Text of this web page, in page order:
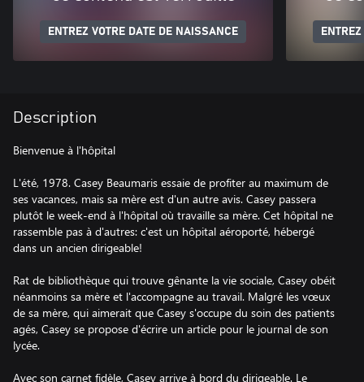
ENTREZ VOTRE DATE DE NAISSANCE
Description
Bienvenue à l'hôpital
L'été, 1978. Casey Beaumaris essaie de profiter au maximum de
ses vacances, mais sa mère est d'un autre avis. Casey passera
plutôt le week-end à l'hôpital où travaille sa mère. Cet hôpital ne
rassemble pas à d'autres: c'est un hôpital aéroporté, hébergé
dans un ancien dirigeable!
Rat de bibliothèque qui trouve gênante la vie sociale, Casey obéit
néanmoins sa mère et l'accompagne au travail. Malgré les vœux
de sa mère, qui aimerait que Casey s'occupe du soin des patients
agés, Casey se propose d'écrire un article pour le journal de son
lycée.
Avec son carnet fidèle, Casey arrive à bord du dirigeable. Le